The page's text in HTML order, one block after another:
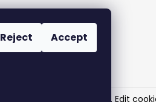
Reject Accept
. All rights reserved. Edit